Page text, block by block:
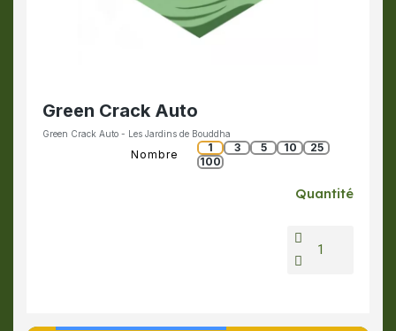
Green Crack Auto
Green Crack Auto - Les Jardins de Bouddha
Nombre
1 3 5 10
25
100
Quantité